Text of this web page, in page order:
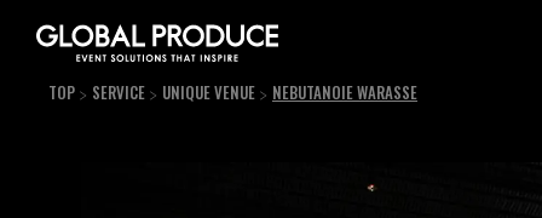
TOP SERVICE UNIQUE VENUE NEBUTANOIE WARASSE